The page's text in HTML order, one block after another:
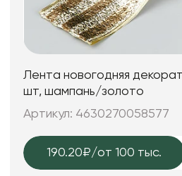
Лента новогодняя
шт, шампань/золото
Артикул: 4630270058577
190.20₽/от 100 тыс.